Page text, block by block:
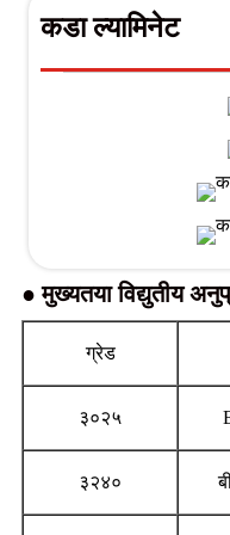
कडा ल्यामिनेट
● मुख्यतया विद्युतीय
ग्रेड
३०२५
३२४०